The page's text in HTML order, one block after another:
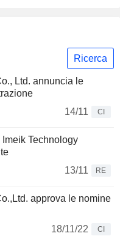
Ricerca
Ltd. annuncia le
14/11
CI
Imeik Technology
13/11
RE
approva le nomine
18/11/22
CI